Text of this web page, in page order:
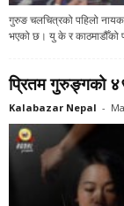
गुरुङ चलचित्रको पहिलो
भएको छ। यु के र काठमाडौँको
प्रितम गुरुङ्गको
Kalabazar Nepal -